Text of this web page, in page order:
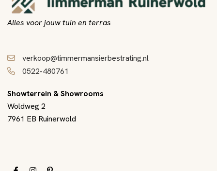
Alles voor jouw tuin en terras
verkoop@timmermansierbestrating.nl
0522-480761
Showterrein & Showrooms
Woldweg 2
7961 EB Ruinerwold